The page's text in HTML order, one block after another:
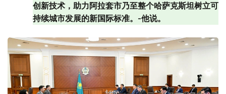
创新技术，助力阿拉套市乃至整个哈萨克斯坦树立可
持续城市发展的新国际标准。-他说。